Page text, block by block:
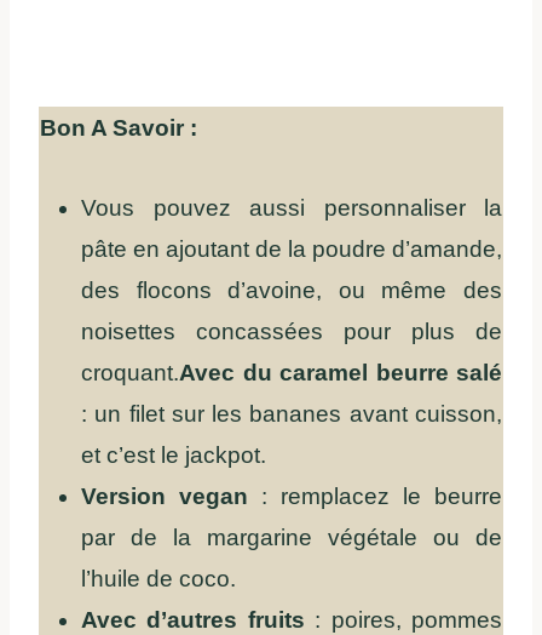
Bon A Savoir :
Vous pouvez aussi personnaliser la
pâte en ajoutant de la poudre d’amande,
des flocons d’avoine, ou même des
noisettes concassées pour plus de
croquant.Avec du caramel beurre salé
: un filet sur les bananes avant cuisson,
et c’est le jackpot.
Version vegan : remplacez le beurre
par de la margarine végétale ou de
l’huile de coco.
Avec d’autres fruits : poires, pommes